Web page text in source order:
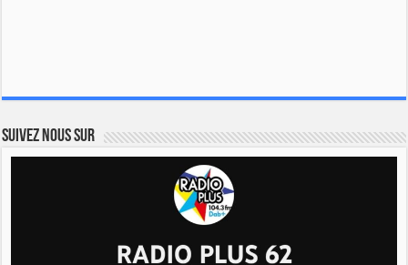
Suivez nous sur